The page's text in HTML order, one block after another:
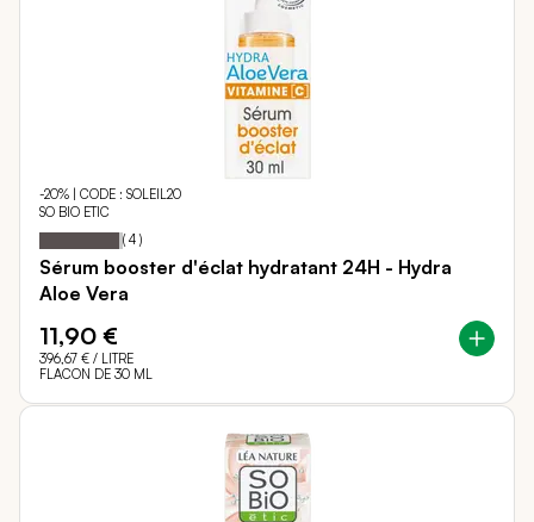
-20% | CODE : SOLEIL20
SO BIO ETIC
Notation: 95
% of
( 4 )
Sérum booster d'éclat hydratant 24H - Hydra
Aloe Vera
11,90 €
396,67 € / LITRE
FLACON DE 30 ML